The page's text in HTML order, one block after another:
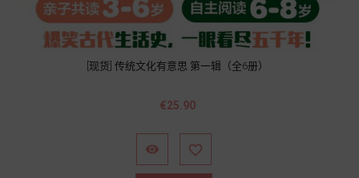
[现货] 传统文化有意思 第一辑（全6册）
價
€25.90
 